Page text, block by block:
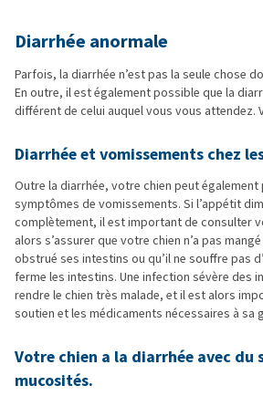
Diarrhée anormale
Parfois, la diarrhée n’est pas la seule chose
En outre, il est également possible que la
différent de celui auquel vous vous attendez.
Diarrhée et vomissements chez
Outre la diarrhée, votre chien peut
symptômes de vomissements. Si l’appétit
complètement, il est important de consulter
alors s’assurer que votre chien n’a pas
obstrué ses intestins ou qu’il ne souffre pas
ferme les intestins. Une infection sévère des
rendre le chien très malade, et il est alors
soutien et les médicaments nécessaires à sa
Votre chien a la diarrhée avec du
mucosités.